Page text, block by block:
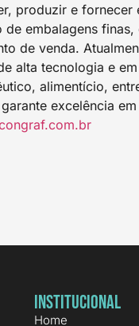
produzir e
embalagens
de venda.
alta tecnologia e
alimentício,
excelência
Institucional
Home